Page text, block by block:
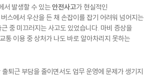
부담도 발생할 수 있습니다.
서 발생할 수 있는 안전사고가 현실적인
스에서 우산을 든 채 손잡이를 잡기 어려워 넘어지는
중 미끄러지는 사고도 있었습니다. 마비 증상을
통 이용 중 상처가 나도 바로 알아차리지 못하는